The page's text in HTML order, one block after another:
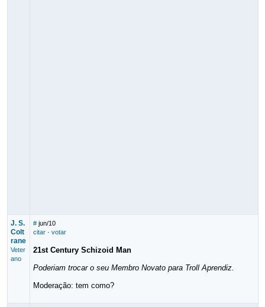
J. S.
Colt
rane
Veter
ano
# jun/10
citar· votar
21st Century Schizoid Man
Poderiam trocar o seu Membro Novato para Troll Aprendiz.
Moderação: tem como?